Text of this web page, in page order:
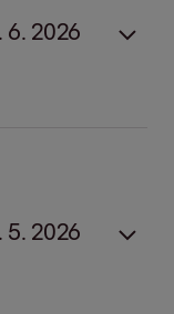
6. 2026
provoz,
Podle
EOS,
5. 2026